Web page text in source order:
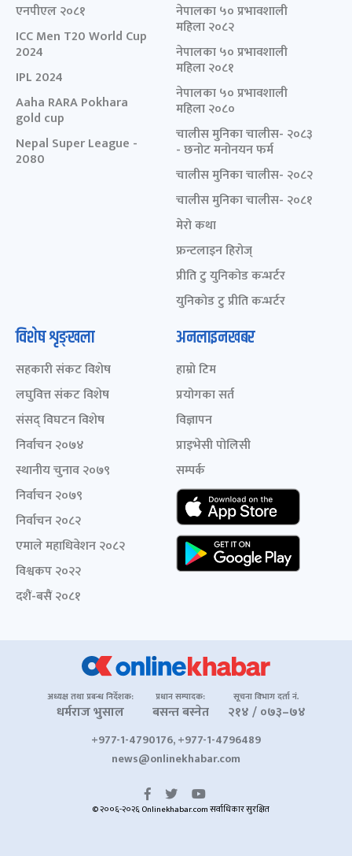
एनपीएल २०८१
ICC Men T20 World Cup
2024
IPL 2024
Aaha RARA Pokhara
gold cup
Nepal Super League -
2080
नेपालका ५० प्रभावशाली
महिला २०८२
नेपालका ५० प्रभावशाली
महिला २०८१
नेपालका ५० प्रभावशाली
महिला २०८०
चालीस मुनिका चालीस- २०८३
- छनोट मनोनयन फर्म
चालीस मुनिका चालीस- २०८२
चालीस मुनिका चालीस- २०८१
मेरो कथा
फ्रन्टलाइन हिरोज्
प्रीति टु युनिकोड कन्भर्टर
युनिकोड टु प्रीति कन्भर्टर
विशेष शृङ्खला
सहकारी संकट विशेष
लघुवित्त संकट विशेष
संसद् विघटन विशेष
निर्वाचन २०७४
स्थानीय चुनाव २०७९
निर्वाचन २०७९
निर्वाचन २०८२
एमाले महाधिवेशन २०८२
विश्वकप २०२२
दशैं-बसैं २०८१
अनलाइनखबर
हाम्रो टिम
प्रयोगका सर्त
विज्ञापन
प्राइभेसी पोलिसी
सम्पर्क
अध्यक्ष तथा प्रबन्ध निर्देशक:
धर्मराज भुसाल
प्रधान सम्पादक:
बसन्त बस्नेत
सूचना विभाग दर्ता नं.
२१४ / ०७३–७४
+977-1-4790176, +977-1-4796489
news@onlinekhabar.com
© २००६-२०२६ Onlinekhabar.com सर्वाधिकार सुरक्षित